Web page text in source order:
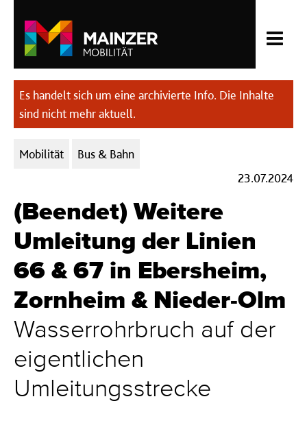
Es handelt sich um eine archivierte Info. Die Inhalte
sind nicht mehr aktuell.
Kategorien:
Mobilität
Bus & Bahn
23.07.2024
(Beendet) Weitere
Umleitung der Linien
66 & 67 in Ebersheim,
Zornheim & Nieder-Olm
Wasserrohrbruch auf der
eigentlichen
Umleitungsstrecke